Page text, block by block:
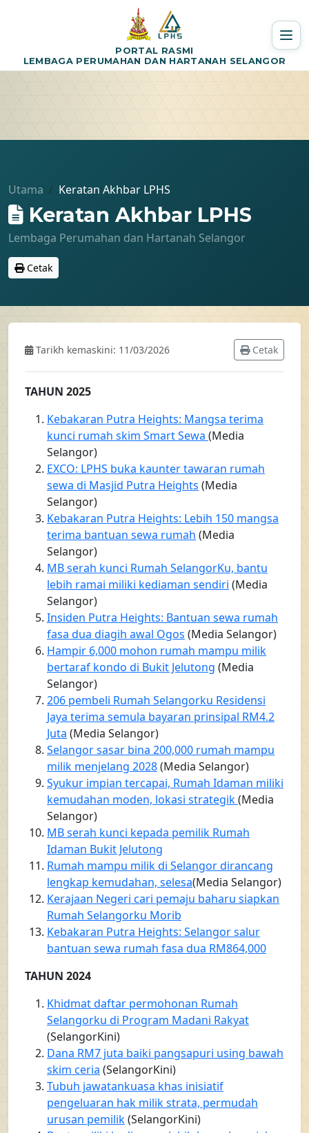
PORTAL RASMI
LEMBAGA PERUMAHAN DAN HARTANAH SELANGOR
Utama Keratan Akhbar LPHS
Keratan Akhbar LPHS
Lembaga Perumahan dan Hartanah Selangor
Cetak
Tarikh kemaskini: 11/03/2026 Cetak
TAHUN 2025
Kebakaran Putra Heights: Mangsa terima
kunci rumah skim Smart Sewa (Media
Selangor)
EXCO: LPHS buka kaunter tawaran rumah
sewa di Masjid Putra Heights (Media
Selangor)
Kebakaran Putra Heights: Lebih 150 mangsa
terima bantuan sewa rumah (Media
Selangor)
MB serah kunci Rumah SelangorKu, bantu
lebih ramai miliki kediaman sendiri (Media
Selangor)
Insiden Putra Heights: Bantuan sewa rumah
fasa dua diagih awal Ogos (Media Selangor)
Hampir 6,000 mohon rumah mampu milik
bertaraf kondo di Bukit Jelutong (Media
Selangor)
206 pembeli Rumah Selangorku Residensi
Jaya terima semula bayaran prinsipal RM4.2
Juta (Media Selangor)
Selangor sasar bina 200,000 rumah mampu
milik menjelang 2028(Media Selangor)
Syukur impian tercapai, Rumah Idaman miliki
kemudahan moden, lokasi strategik(Media
Selangor)
MB serah kunci kepada pemilik Rumah
Idaman Bukit Jelutong
Rumah mampu milik di Selangor dirancang
lengkap kemudahan, selesa(Media Selangor)
Kerajaan Negeri cari pemaju baharu siapkan
Rumah Selangorku Morib
Kebakaran Putra Heights: Selangor salur
bantuan sewa rumah fasa dua RM864,000
TAHUN 2024
Khidmat daftar permohonan Rumah
Selangorku di Program Madani Rakyat
(SelangorKini)
Dana RM7 juta baiki pangsapuri using bawah
skim ceria (SelangorKini)
Tubuh jawatankuasa khas inisiatif
pengeluaran hak milik strata, permudah
urusan pemilik(SelangorKini)